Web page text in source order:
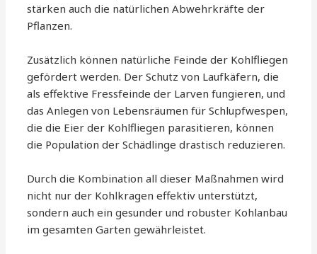
stärken auch die natürlichen Abwehrkräfte der
Pflanzen.
Zusätzlich können natürliche Feinde der Kohlfliegen
gefördert werden. Der Schutz von Laufkäfern, die
als effektive Fressfeinde der Larven fungieren, und
das Anlegen von Lebensräumen für Schlupfwespen,
die die Eier der Kohlfliegen parasitieren, können
die Population der Schädlinge drastisch reduzieren.
Durch die Kombination all dieser Maßnahmen wird
nicht nur der Kohlkragen effektiv unterstützt,
sondern auch ein gesunder und robuster Kohlanbau
im gesamten Garten gewährleistet.